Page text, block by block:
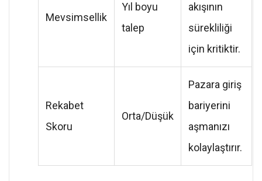
Mevsimsellik
Yıl boyu
talep
akışının
sürekliliği
için kritiktir.
Rekabet
Skoru
Orta/Düşük
Pazara giriş
bariyerini
aşmanızı
kolaylaştırır.